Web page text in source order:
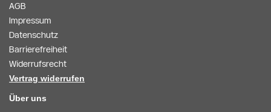
AGB
Impressum
Datenschutz
Barrierefreiheit
Widerrufsrecht
Vertrag widerrufen
Über uns